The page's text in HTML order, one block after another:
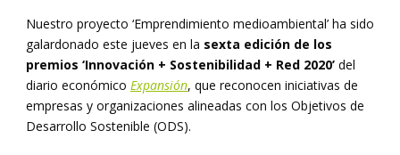
Nuestro proyecto ‘Emprendimiento medioambiental’ ha sido
galardonado este jueves en la sexta edición de los
premios ‘Innovación + Sostenibilidad + Red 2020’ del
diario económico Expansión, que reconocen iniciativas de
empresas y organizaciones alineadas con los Objetivos de
Desarrollo Sostenible (ODS).